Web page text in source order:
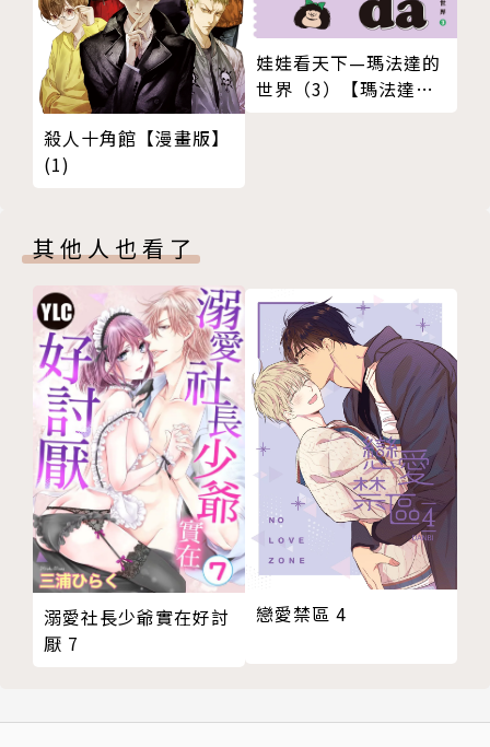
殺人十角館【漫畫版】
(1)
娃娃看天下—瑪法達的
世界（3）【瑪法達降
其他人也看了
溺愛社長少爺實在好討
厭 7
戀愛禁區 4